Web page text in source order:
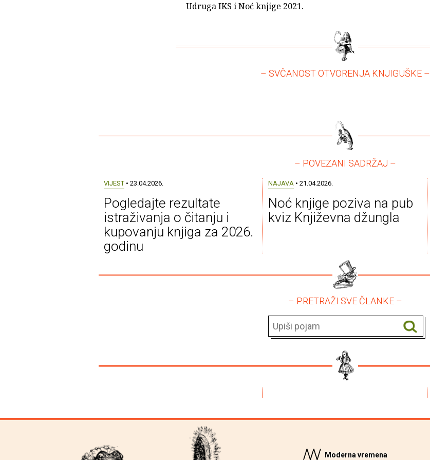
Udruga IKS i Noć knjige 2021.
– SVČANOST OTVORENJA KNJIGUŠKE –
– POVEZANI SADRŽAJ –
VIJEST• 23.04.2026.
Pogledajte rezultate
istraživanja o čitanju i
kupovanju knjiga za 2026.
godinu
NAJAVA• 21.04.2026.
Noć knjige poziva na pub
kviz Književna džungla
– PRETRAŽI SVE ČLANKE –
Moderna vremena